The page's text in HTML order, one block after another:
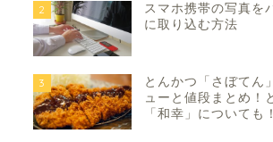
2
スマホ携帯の写真を
に取り込む方法
3
とんかつ「さぼてん
ューと値段まとめ！
「和幸」についても！